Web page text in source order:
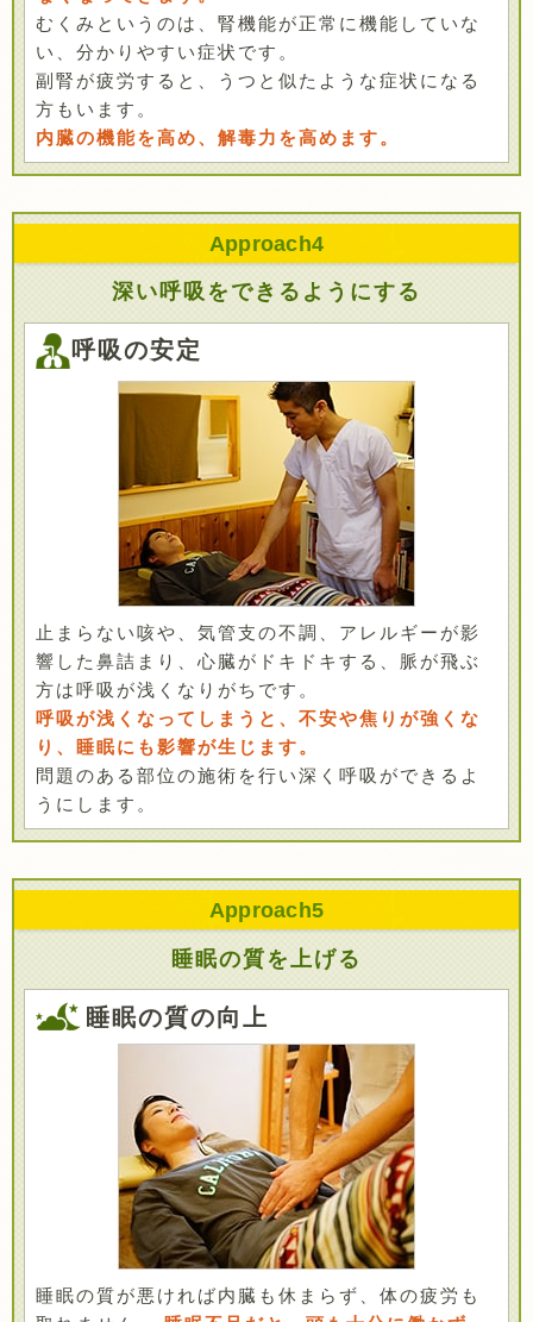
むくみというのは、腎機能が正常に機能していな
い、分かりやすい症状です。
副腎が疲労すると、うつと似たような症状になる
方もいます。
内臓の機能を高め、解毒力を高めます。
Approach4
深い呼吸をできるようにする
呼吸の安定
止まらない咳や、気管支の不調、アレルギーが影
響した鼻詰まり、心臓がドキドキする、脈が飛ぶ
方は呼吸が浅くなりがちです。
呼吸が浅くなってしまうと、不安や焦りが強くな
り、睡眠にも影響が生じます。
問題のある部位の施術を行い深く呼吸ができるよ
うにします。
Approach5
睡眠の質を上げる
睡眠の質の向上
睡眠の質が悪ければ内臓も休まらず、体の疲労も